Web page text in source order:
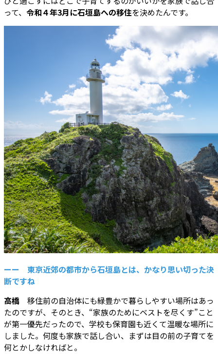
って、 令和４年3月に石垣島への移住を決めたんです。
ーー 東京近郊の都市から石垣島とは、かなり思い切った決
断ですね
高橋 移住前の自治体にも緑豊かで暮らしやすい場所はあっ
たのですが、そのとき、“家族のためにベストを尽くす”こと
が第一優先だったので、学校も保育園も近くて温暖な場所に
しました。何度も家族で話し合い、まずは目の前の子育てを
何とかしなければと。